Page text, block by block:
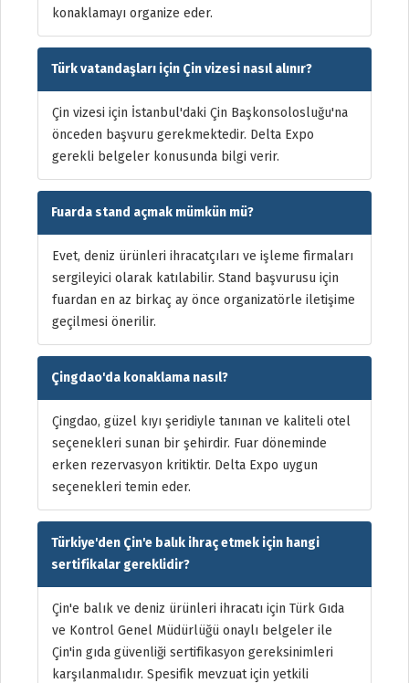
konaklamayı organize eder.
Türk vatandaşları için Çin vizesi nasıl alınır?
Çin vizesi için İstanbul'daki Çin Başkonsolosluğu'na
önceden başvuru gerekmektedir. Delta Expo
gerekli belgeler konusunda bilgi verir.
Fuarda stand açmak mümkün mü?
Evet, deniz ürünleri ihracatçıları ve işleme firmaları
sergileyici olarak katılabilir. Stand başvurusu için
fuardan en az birkaç ay önce organizatörle iletişime
geçilmesi önerilir.
Çingdao'da konaklama nasıl?
Çingdao, güzel kıyı şeridiyle tanınan ve kaliteli otel
seçenekleri sunan bir şehirdir. Fuar döneminde
erken rezervasyon kritiktir. Delta Expo uygun
seçenekleri temin eder.
Türkiye'den Çin'e balık ihraç etmek için hangi
sertifikalar gereklidir?
Çin'e balık ve deniz ürünleri ihracatı için Türk Gıda
ve Kontrol Genel Müdürlüğü onaylı belgeler ile
Çin'in gıda güvenliği sertifikasyon gereksinimleri
karşılanmalıdır. Spesifik mevzuat için yetkili